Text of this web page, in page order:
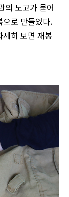
의 노고가 묻어
으로 만들었다.
세히 보면 재봉